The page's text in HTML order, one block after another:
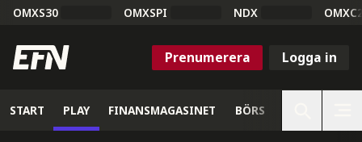
OMXS30 OMXSPI NDX
Prenumerera Logga in
START PLAY FINANSMAGASINET BÖRS